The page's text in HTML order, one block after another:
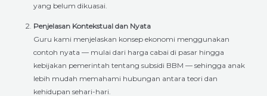
yang belum dikuasai.
Penjelasan Kontekstual dan Nyata
Guru kami menjelaskan konsep ekonomi menggunakan
contoh nyata — mulai dari harga cabai di pasar hingga
kebijakan pemerintah tentang subsidi BBM — sehingga anak
lebih mudah memahami hubungan antara teori dan
kehidupan sehari-hari.